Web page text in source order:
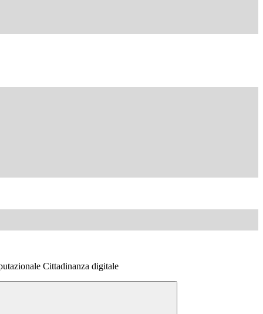
Cittadinanza digitale